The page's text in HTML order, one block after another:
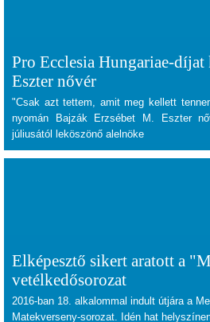
Pro Ecclesia Hungariae-díjat
Eszter nővér
"Csak azt tettem, amit meg kellett
nyomán Bajzák Erzsébet M. Eszter
júliusától
leköszönő alelnöke
Elképesztő sikert aratott a
vetélkedősorozat
2016-ban 18. alkalommal indult útjára a
Matekverseny-sorozat. Idén hat